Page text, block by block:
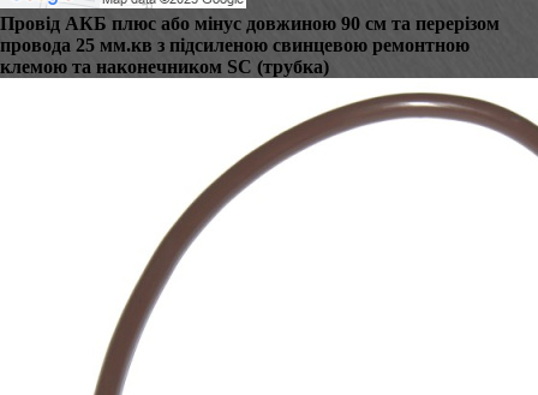
Провід АКБ плюс або мінус довжиною 90 см та перерізом
провода 25 мм.кв з підсиленою свинцевою ремонтною
клемою та наконечником SC (трубка)